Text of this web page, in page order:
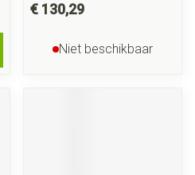
€ 130,29
Niet beschikbaar